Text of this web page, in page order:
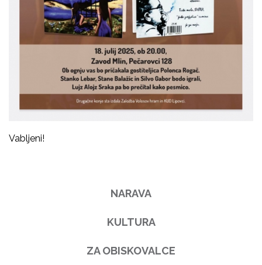
Vabljeni!
NARAVA
KULTURA
ZA OBISKOVALCE